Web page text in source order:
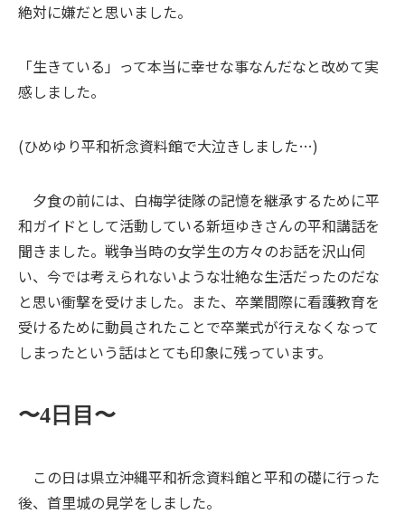
絶対に嫌だと思いました。
「生きている」って本当に幸せな事なんだなと改めて実
感しました。
(ひめゆり平和祈念資料館で大泣きしました…)
夕食の前には、白梅学徒隊の記憶を継承するために平
和ガイドとして活動している新垣ゆきさんの平和講話を
聞きました。戦争当時の女学生の方々のお話を沢山伺
い、今では考えられないような壮絶な生活だったのだな
と思い衝撃を受けました。また、卒業間際に看護教育を
受けるために動員されたことで卒業式が行えなくなって
しまったという話はとても印象に残っています。
〜4日目〜
この日は県立沖縄平和祈念資料館と平和の礎に行った
後、首里城の見学をしました。